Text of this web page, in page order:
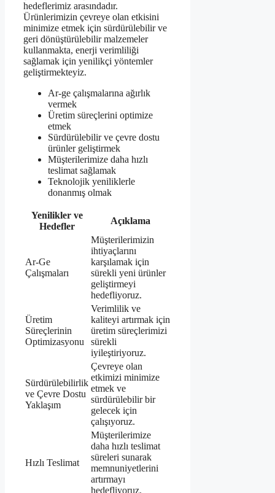
hedeflerimiz arasındadır.
Ürünlerimizin çevreye olan etkisini
minimize etmek için sürdürülebilir ve
geri dönüştürülebilir malzemeler
kullanmakta, enerji verimliliği
sağlamak için yenilikçi yöntemler
geliştirmekteyiz.
Ar-ge çalışmalarına ağırlık
vermek
Üretim süreçlerini optimize
etmek
Sürdürülebilir ve çevre dostu
ürünler geliştirmek
Müşterilerimize daha hızlı
teslimat sağlamak
Teknolojik yeniliklerle
donanmış olmak
Yenilikler ve
Hedefler
Açıklama
Ar-Ge
Çalışmaları
Müşterilerimizin
ihtiyaçlarını
karşılamak için
sürekli yeni ürünler
geliştirmeyi
hedefliyoruz.
Üretim
Süreçlerinin
Optimizasyonu
Verimlilik ve
kaliteyi artırmak için
üretim süreçlerimizi
sürekli
iyileştiriyoruz.
Sürdürülebilirlik
ve Çevre Dostu
Yaklaşım
Çevreye olan
etkimizi minimize
etmek ve
sürdürülebilir bir
gelecek için
çalışıyoruz.
Hızlı Teslimat
Müşterilerimize
daha hızlı teslimat
süreleri sunarak
memnuniyetlerini
artırmayı
hedefliyoruz.